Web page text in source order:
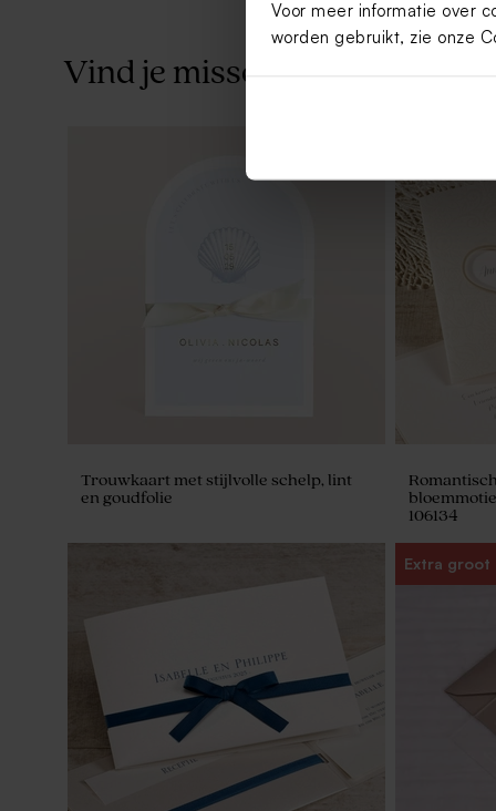
Voor meer informatie over
worden gebruikt, zie onze
strepen
blue
Vind je misschien ook leuk
Trouwkaart met stijlvolle schelp, lint
en goudfolie
106134
Extra groot